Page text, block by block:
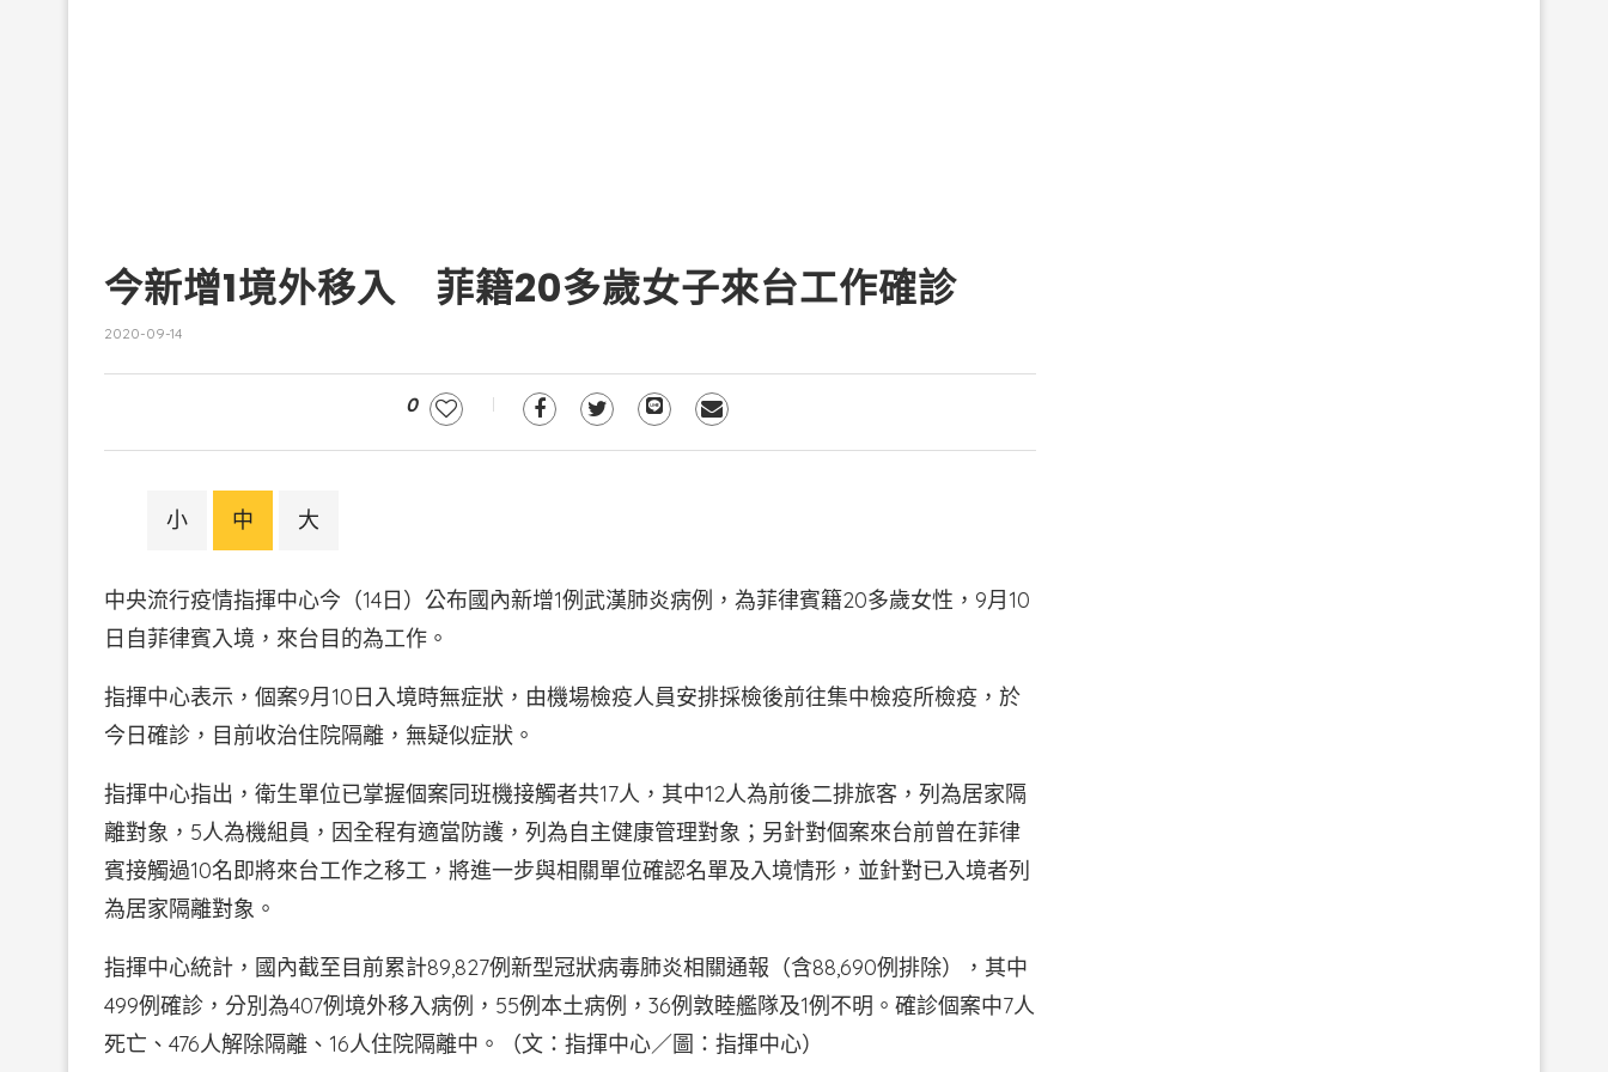
今新增1境外移入 菲籍20多歲女子來台工作確診
2020-09-14
0
小 中 大
中央流行疫情指揮中心今（14日）公布國內新增1例武漢肺炎病例，為菲律賓籍20多歲女性，9月10
日自菲律賓入境，來台目的為工作。
指揮中心表示，個案9月10日入境時無症狀，由機場檢疫人員安排採檢後前往集中檢疫所檢疫，於
今日確診，目前收治住院隔離，無疑似症狀。
指揮中心指出，衛生單位已掌握個案同班機接觸者共17人，其中12人為前後二排旅客，列為居家隔
離對象，5人為機組員，因全程有適當防護，列為自主健康管理對象；另針對個案來台前曾在菲律
賓接觸過10名即將來台工作之移工，將進一步與相關單位確認名單及入境情形，並針對已入境者列
為居家隔離對象。
指揮中心統計，國內截至目前累計89,827例新型冠狀病毒肺炎相關通報（含88,690例排除），其中
499例確診，分別為407例境外移入病例，55例本土病例，36例敦睦艦隊及1例不明。確診個案中7人
死亡、476人解除隔離、16人住院隔離中。（文：指揮中心／圖：指揮中心）